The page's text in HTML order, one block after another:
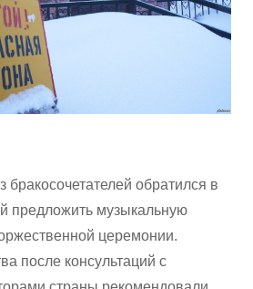
бракосочетателей обратился в
предложить музыкальную
церемонии.
после консультаций с